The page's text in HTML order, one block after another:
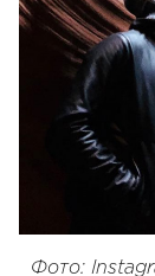
Фото: